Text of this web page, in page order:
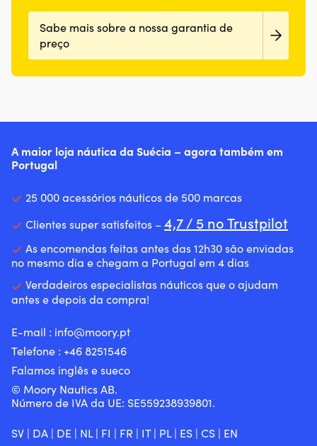
Sabe mais sobre a nossa garantia de
preço
A maior loja náutica da Suécia – agora também em
Portugal
25 000 acessórios náuticos de 500 marcas
Clientes super satisfeitos –4,7 / 5 no Trustpilot
As encomendas feitas antes das 12h30 são enviadas
no mesmo dia e chegam a Portugal em 4 dias
Verdadeiros especialistas náuticos que o ajudam
antes e depois da compra!
E-mail : info@moory.pt
Telefone : +46 8251546
Falamos inglês e sueco
© Moory Nautics AB.
Número de IVA da UE: SE559238939801.
SV | DA | DE | NL| FI | FR | IT| PL| ES | CS | EN